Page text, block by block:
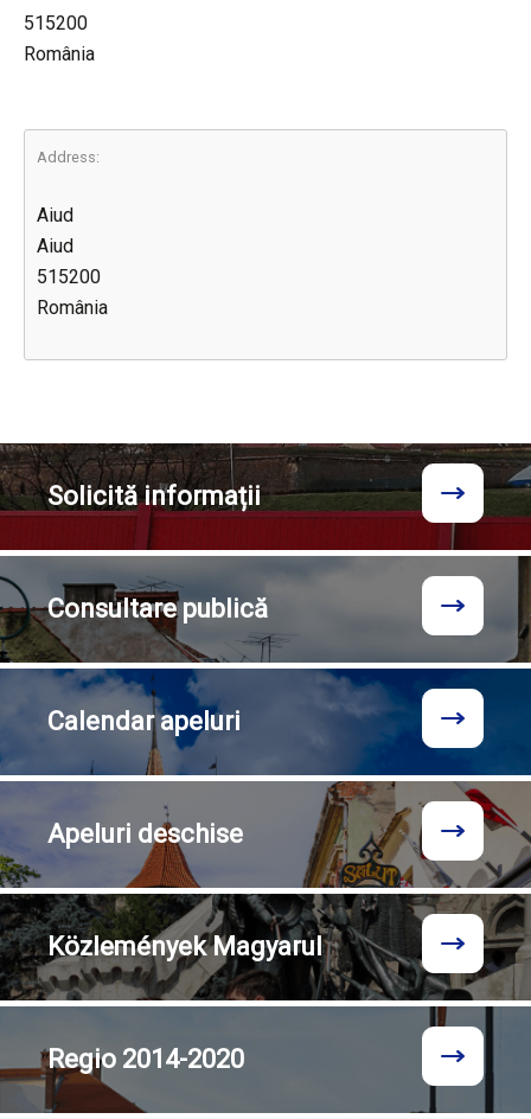
515200
România
Address:
Aiud
Aiud
515200
România
Solicităinformații
Consultarepublică
Calendarapeluri
Apeluri deschise
KözleményekMagyarul
Regio 2014-2020